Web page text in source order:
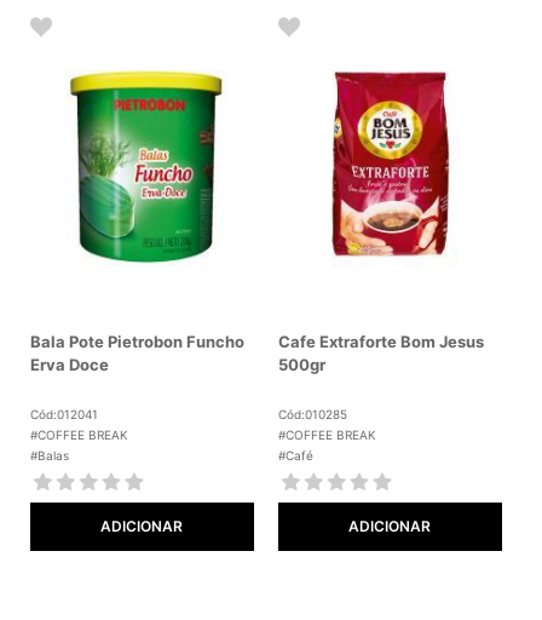
Bala Pote Pietrobon Funcho
Erva Doce
Cód:012041
#COFFEE BREAK
#Balas
ADICIONAR
Cafe Extraforte Bom Jesus
500gr
Cód:010285
#COFFEE BREAK
#Café
ADICIONAR